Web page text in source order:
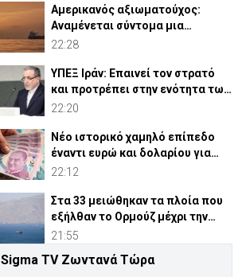
Αμερικανός αξιωματούχος:
Αναμένεται σύντομα μια
συμφωνία για Ορμούζ
22:28
ΥΠΕΞ Ιράν: Επαινεί τον στρατό
και προτρέπει στην ενότητα των
μουσουλμάνων
22:20
Νέο ιστορικό χαμηλό επίπεδο
έναντι ευρώ και δολαρίου για
τουρκική λίρα
22:12
Στα 33 μειώθηκαν τα πλοία που
εξήλθαν το Ορμούζ μέχρι την
Πέμπτη
21:55
Ουκρανία: Δύο νεκροί και έξι
Sigma TV Ζωντανά Τώρα